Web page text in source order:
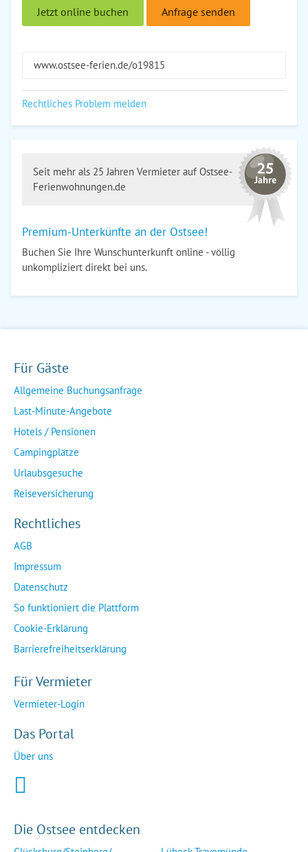
Jetzt online buchen Anfrage senden
www.ostsee-ferien.de/o19815
Rechtliches Problem melden
Seit mehr als 25 Jahren Vermieter auf Ostsee-
Ferienwohnungen.de
Premium-Unterkünfte an der Ostsee!
Buchen Sie Ihre Wunschunterkunft online - völlig
unkompliziert direkt bei uns.
Für Gäste
Allgemeine Buchungsanfrage
Last-Minute-Angebote
Hotels / Pensionen
Campingplätze
Urlaubsgesuche
Reiseversicherung
Rechtliches
AGB
Impressum
Datenschutz
So funktioniert die Plattform
Cookie-Erklärung
Barrierefreiheitserklärung
Für Vermieter
Vermieter-Login
Das Portal
Über uns
Die Ostsee entdecken